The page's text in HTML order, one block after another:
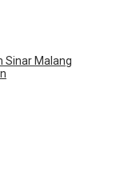
Sinar Malang